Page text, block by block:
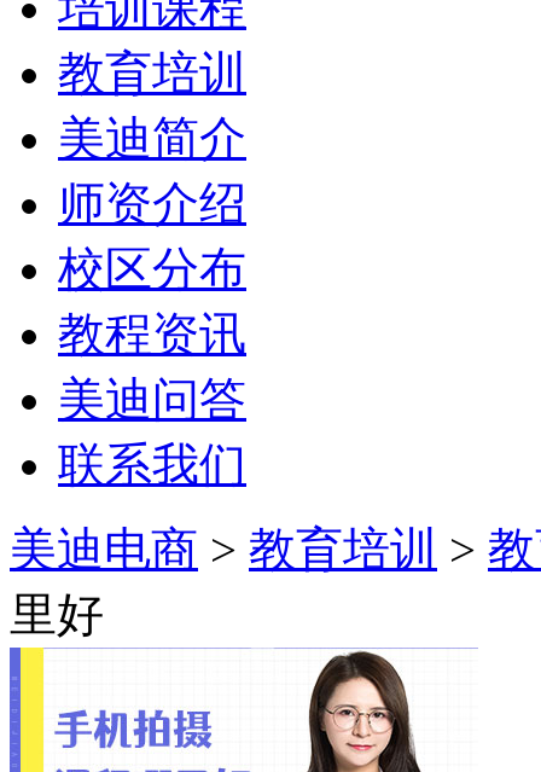
教育培训
美迪简介
师资介绍
校区分布
教程资讯
美迪问答
联系我们
美迪电商 > 教育培训 >
里好